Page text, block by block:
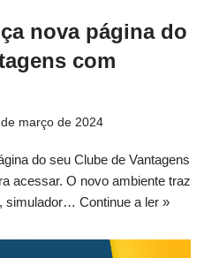
nova página do
com
março de 2024
do seu Clube de Vantagens
acessar. O novo ambiente traz
simulador… Continue a ler »